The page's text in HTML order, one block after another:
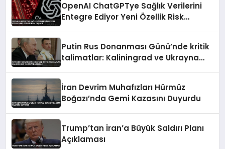
OpenAI ChatGPTye Sağlık Verilerini
Entegre Ediyor Yeni Özellik Risk
Putin Rus Donanması Günü’nde kritik
talimatlar: Kaliningrad ve Ukrayna
İran Devrim Muhafızları Hürmüz
Boğazı’nda Gemi Kazasını Duyurdu
Trump’tan İran’a Büyük Saldırı Planı
Açıklaması